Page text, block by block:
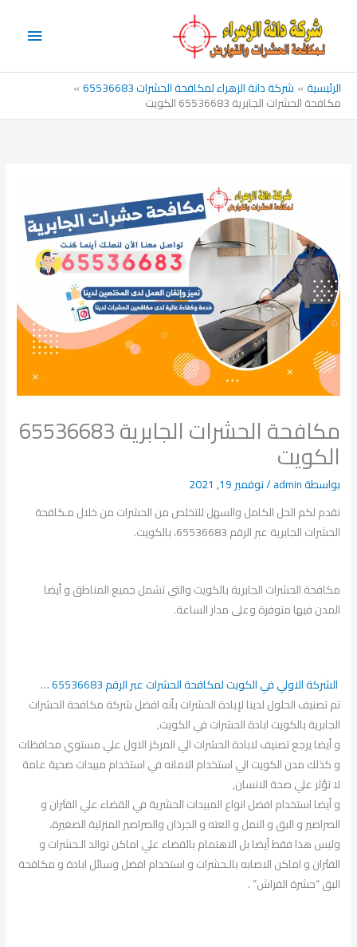
المحتوى
الرئيسية شركة دانة الزهراء لمكافحة الحشرات 65536683
مكافحة الحشرات الجابرية 65536683 الكويت
مكافحة الحشرات الجابرية 65536683
الكويت
بواسطةadmin
/نوفمبر 19, 2021
نقدم لكم الحل الكامل والسهل للتخلص من الحشرات من خلال مـكافحة
الحشرات الجابرية عبر الرقم 65536683، بالكويت.
مكافحة الحشرات الجابرية بالكويت والتي تشمل جميع المناطق و أيضا
المدن فيها متوفرة وعلى مدار الساعة.
الشركة الاولي في الكويت لمكافحة الحشرات عبر الرقم 65536683 …
تم تصنيف الحلول لدينا لإبادة الحشرات بأنه افضل شركة مكافحة الحشرات
الجابرية بالكويت ابادة الحشرات في الكويت,
و أيضا يرجع تصنيف لابادة الحشرات الي المركز الاول علي مستوي محافظات
و كذلك مدن الكويت الي استخدام الامانه في استخدام مبيدات صحية عامة
لا تؤثر علي صحة الانسان,
و أيضا استخدام افضل انواع المبيدات الحشرية في القضاء علي الفئران و
الصراصير و البق و النمل و العته و الجرذان والصراصير المنزلية الصغيرة،
وليس هذا فقط أيضا بل الاهتمام بالقضاء علي اماكن توالد الـحشرات و
الفئران و اماكن الاصابه بالـحشرات و استخدام افضل وسائل ابادة و مكافحة
البق “حشرة الفراش” .